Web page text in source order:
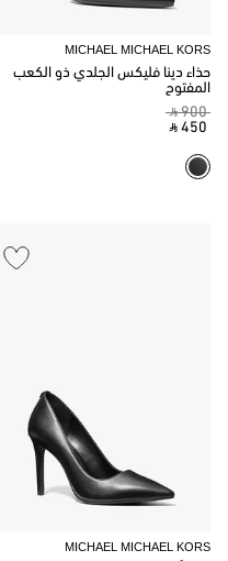
MICHAEL MICHAEL KORS
حذاء دينا فليكس الجلدي ذو الكعب
المفتوح
‎ ⃁ 900 ‎
‎ ⃁ 450 ‎
MICHAEL MICHAEL KORS